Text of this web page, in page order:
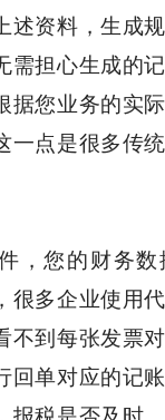
述资料，生成
需担心生成的
据您业务的实
一点是很多传
，您的财务数
很多企业使用
不到每张发票
回单对应的记